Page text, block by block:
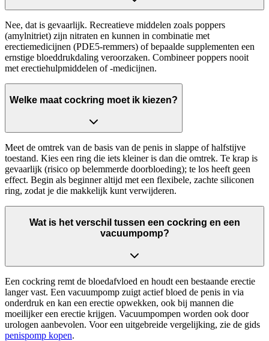
Nee, dat is gevaarlijk. Recreatieve middelen zoals poppers
(amylnitriet) zijn nitraten en kunnen in combinatie met
erectiemedicijnen (PDE5-remmers) of bepaalde supplementen een
ernstige bloeddrukdaling veroorzaken. Combineer poppers nooit
met erectiehulpmiddelen of -medicijnen.
Welke maat cockring moet ik kiezen?
Meet de omtrek van de basis van de penis in slappe of halfstijve
toestand. Kies een ring die iets kleiner is dan die omtrek. Te krap is
gevaarlijk (risico op belemmerde doorbloeding); te los heeft geen
effect. Begin als beginner altijd met een flexibele, zachte siliconen
ring, zodat je die makkelijk kunt verwijderen.
Wat is het verschil tussen een cockring en een
vacuumpomp?
Een cockring remt de bloedafvloed en houdt een bestaande erectie
langer vast. Een vacuumpomp zuigt actief bloed de penis in via
onderdruk en kan een erectie opwekken, ook bij mannen die
moeilijker een erectie krijgen. Vacuumpompen worden ook door
urologen aanbevolen. Voor een uitgebreide vergelijking, zie de gids
penispomp kopen.